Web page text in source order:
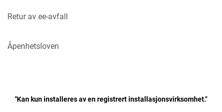
Retur av ee-avfall
Åpenhetsloven
"Kan kun installeres av en registrert installasjonsvirksomhet."